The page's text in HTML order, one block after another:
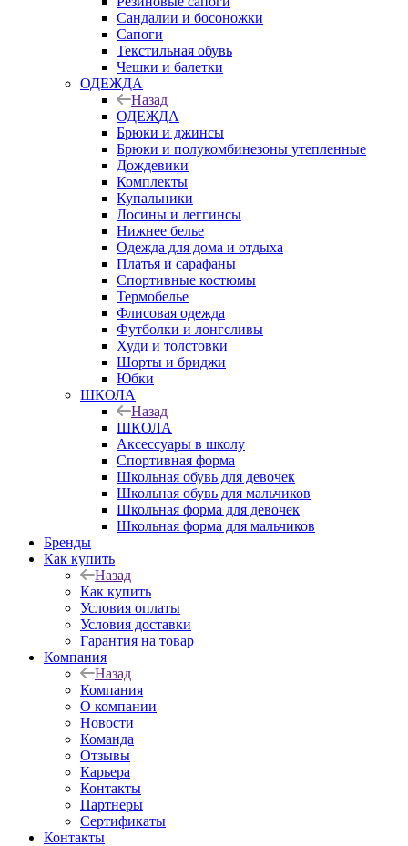
Сандалии и босоножки
Сапоги
Текстильная обувь
Чешки и балетки
ОДЕЖДА
Назад
ОДЕЖДА
Брюки и джинсы
Брюки и полукомбинезоны утепленные
Дождевики
Комплекты
Купальники
Лосины и леггинсы
Нижнее белье
Одежда для дома и отдыха
Платья и сарафаны
Спортивные костюмы
Термобелье
Флисовая одежда
Футболки и лонгсливы
Худи и толстовки
Шорты и бриджи
Юбки
ШКОЛА
Назад
ШКОЛА
Аксессуары в школу
Спортивная форма
Школьная обувь для девочек
Школьная обувь для мальчиков
Школьная форма для девочек
Школьная форма для мальчиков
Бренды
Как купить
Назад
Как купить
Условия оплаты
Условия доставки
Гарантия на товар
Компания
Назад
Компания
О компании
Новости
Команда
Отзывы
Карьера
Контакты
Партнеры
Сертификаты
Контакты